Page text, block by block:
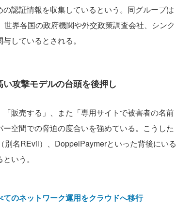
認証情報を収集しているという。同グループは
界各国の政府機関や外交政策調査会社、シンク
しているとされる。
攻撃モデルの台頭を後押し
販売する」、また「専用サイトで被害者の名前
空間での脅迫の度合いを強めている。こうした
名REvil）、DoppelPaymerといった背後にいる
いう。
のネットワーク運用をクラウドへ移行